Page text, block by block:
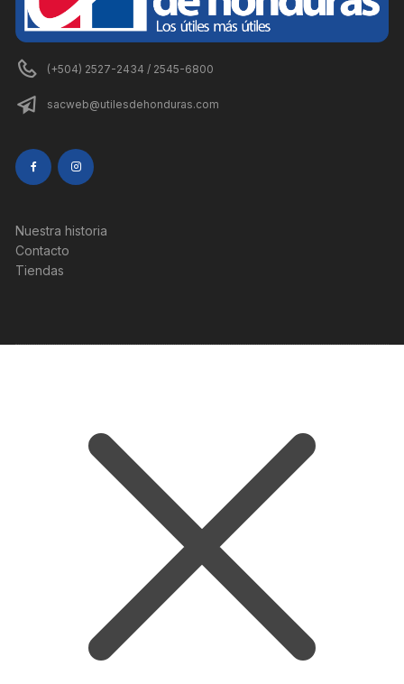
(+504) 2527-2434 / 2545-6800
sacweb@utilesdehonduras.com
Nuestra historia
Contacto
Tiendas